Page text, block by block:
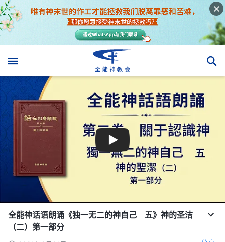
全能神话语朗诵《独一无二的神自己 五》神的圣洁
（二）第一部分